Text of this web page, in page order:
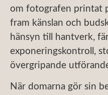
om fotografen printat
fram känslan och
hänsyn till hantverk,
exponeringskontroll,
övergripande
När domarna gör sin